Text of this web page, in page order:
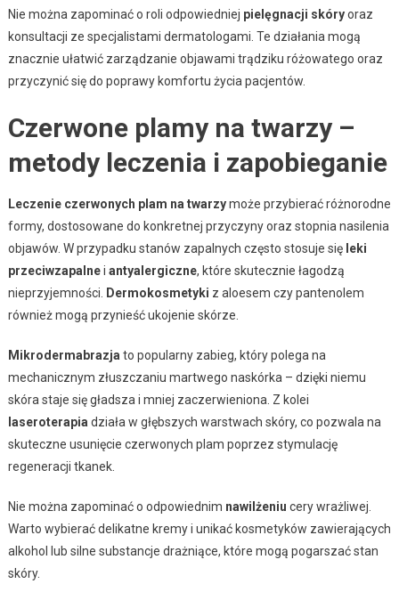
Nie można zapominać o roli odpowiedniej pielęgnacji skóryoraz
konsultacji ze specjalistami dermatologami. Te działania mogą
znacznie ułatwić zarządzanie objawami trądziku różowatego oraz
przyczynić się do poprawy komfortu życia pacjentów.
Czerwone plamy na twarzy –
metody leczenia i zapobieganie
Leczenie czerwonych plam na twarzymoże przybierać różnorodne
formy, dostosowane do konkretnej przyczyny oraz stopnia nasilenia
objawów. W przypadku stanów zapalnych często stosuje się leki
przeciwzapalnei antyalergiczne, które skutecznie łagodzą
nieprzyjemności.
Dermokosmetyki z aloesem czy pantenolem
również mogą przynieść ukojenie skórze.
Mikrodermabrazja to popularny zabieg, który polega na
mechanicznym złuszczaniu martwego naskórka – dzięki niemu
skóra staje się gładsza i mniej zaczerwieniona. Z kolei
laseroterapia działa w głębszych warstwach skóry, co pozwala na
skuteczne usunięcie czerwonych plam poprzez stymulację
regeneracji tkanek.
Nie można zapominać o odpowiednim nawilżeniu cery wrażliwej.
Warto wybierać delikatne kremy i unikać kosmetyków zawierających
alkohol lub silne substancje drażniące, które mogą pogarszać stan
skóry.